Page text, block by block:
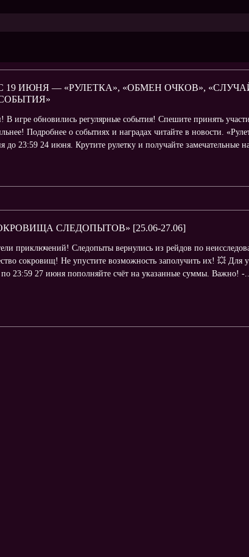
19 ИЮНЯ — «РУЛЕТКА», «ОБМЕН ОЧКОВ»,
В игре обновились регулярные события! Спешите принять
Подробнее о событиях и наградах читайте в новости.
до 23:59 24 июня. Крутите рулетку и получайте замечательные
СЛЕДОПЫТОВ» [25.06-27.06]
приключений! Следопыты вернулись из рейдов по
сокровищ! Не упустите возможность заполучить их! 💥 Для
23:59 27 июня пополняйте счёт на указанные суммы. Важно! -